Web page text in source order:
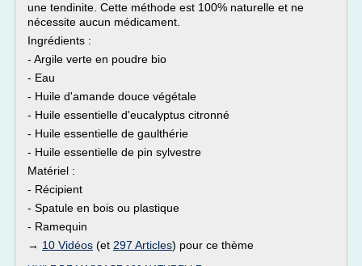
une tendinite. Cette méthode est 100% naturelle et ne
nécessite aucun médicament.
Ingrédients :
- Argile verte en poudre bio
- Eau
- Huile d'amande douce végétale
- Huile essentielle d'eucalyptus citronné
- Huile essentielle de gaulthérie
- Huile essentielle de pin sylvestre
Matériel :
- Récipient
- Spatule en bois ou plastique
- Ramequin
→ 10 Vidéos (et 297 Articles) pour ce thème